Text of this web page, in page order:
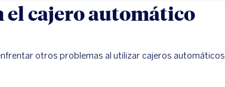
el cajero automático
otros problemas al utilizar cajeros automáticos